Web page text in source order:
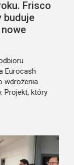
Frisco
buduje
Eurocash
wdrożenia
Projekt, który
systemu